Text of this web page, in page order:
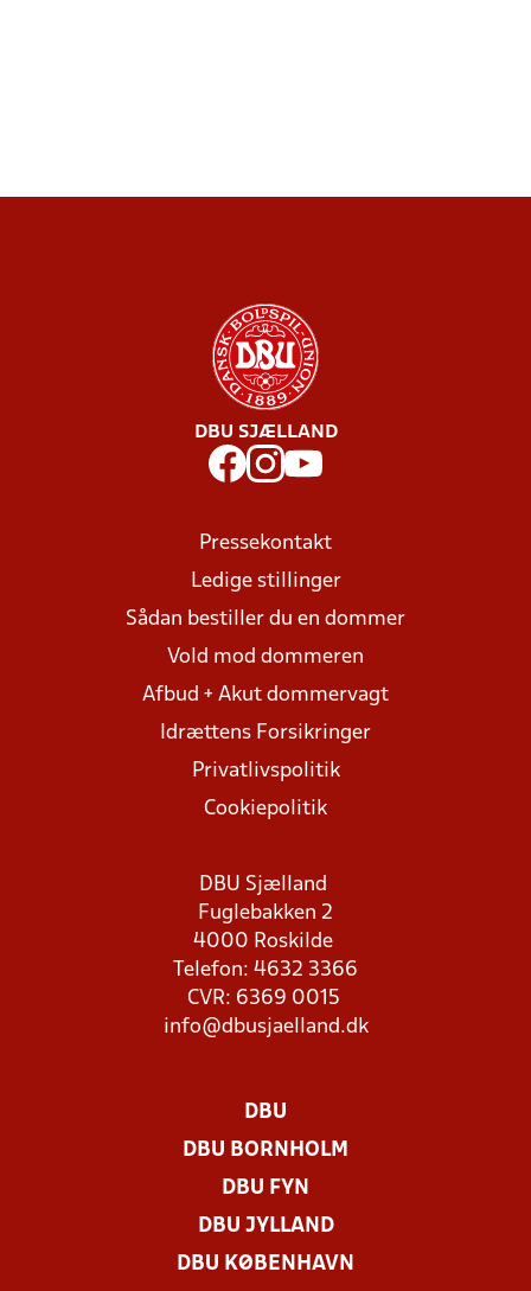
DBU SJÆLLAND
Pressekontakt
Ledige stillinger
Sådan bestiller du en dommer
Vold mod dommeren
Afbud + Akut dommervagt
Idrættens Forsikringer
Privatlivspolitik
Cookiepolitik
DBU Sjælland
Fuglebakken 2
4000 Roskilde
Telefon: 4632 3366
CVR: 6369 0015
info@dbusjaelland.dk
DBU
DBU BORNHOLM
DBU FYN
DBU JYLLAND
DBU KØBENHAVN